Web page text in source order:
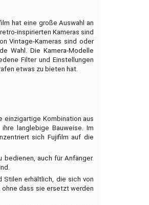
hat eine große Auswahl an
inspirierten Kameras sind
Vintage-Kameras sind oder
Wahl. Die Kamera-Modelle
Filter und Einstellungen
etwas zu bieten hat.
einzigartige Kombination aus
langlebige Bauweise. Im
sich Fujifilm auf die
auch für Anfänger.
Stilen erhältlich, die sich von
ohne dass sie ersetzt werden